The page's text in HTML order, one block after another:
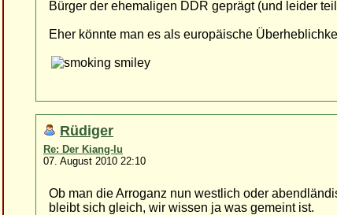
Bürger der ehemaligen DDR geprägt (und leider
Eher könnte man es als europäische
Rüdiger
Re: Der Kiang-lu
07. August 2010 22:10
Ob man die Arroganz nun westlich oder
bleibt sich gleich, wir wissen ja was gemeint ist.